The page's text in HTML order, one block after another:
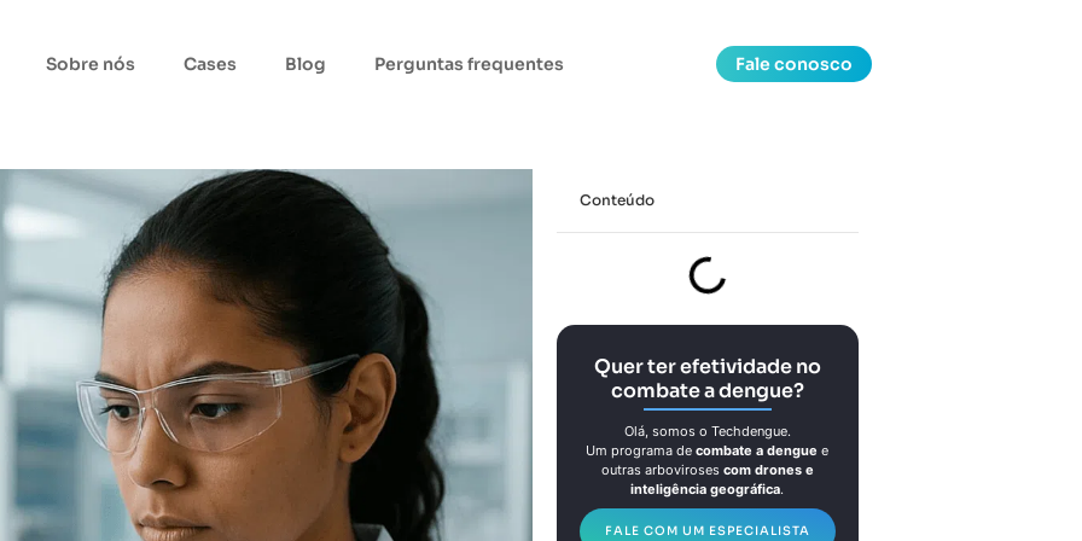
Sobre nós Cases Blog Perguntas frequentes Fale conosco
Conteúdo
Quer ter efetividade no
combate a dengue?
Olá, somos o Techdengue.
Um programa decombate a dengue e
outras arboviroses com drones e
inteligência geográfica.
FALE COM UM ESPECIALISTA